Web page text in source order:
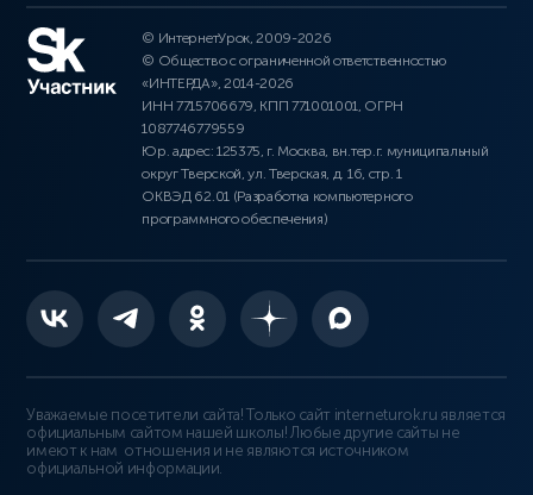
© ИнтернетУрок, 2009-2026
© Общество с ограниченной ответственностью
«ИНТЕРДА», 2014-2026
ИНН 7715706679, КПП 771001001, ОГРН
1087746779559
Юр. адрес: 125375, г. Москва, вн.тер.г. муниципальный
округ Тверской, ул. Тверская, д. 16, стр. 1
ОКВЭД 62.01 (Разработка компьютерного
программного обеспечения)
Уважаемые посетители сайта! Только сайт interneturok.ru является
официальным сайтом нашей школы! Любые другие сайты не
имеют к нам отношения и не являются источником
официальной информации.